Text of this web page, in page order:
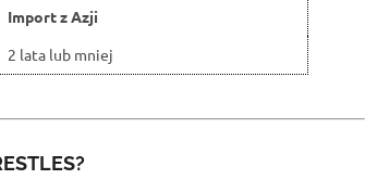
Import z Azji
2 lata lub mniej